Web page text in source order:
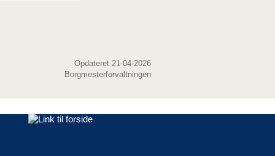
Opdateret 21-04-2026
Borgmesterforvaltningen